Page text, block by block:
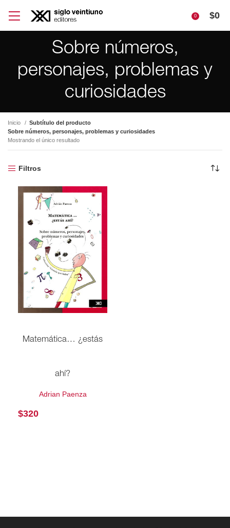
0 $0
Sobre números,
personajes, problemas y
curiosidades
Inicio
Subtítulo del producto
Sobre números, personajes, problemas y curiosidades
Mostrando el único resultado
Filtros
Matemática… ¿estás
ahí?
Adrian Paenza
$320